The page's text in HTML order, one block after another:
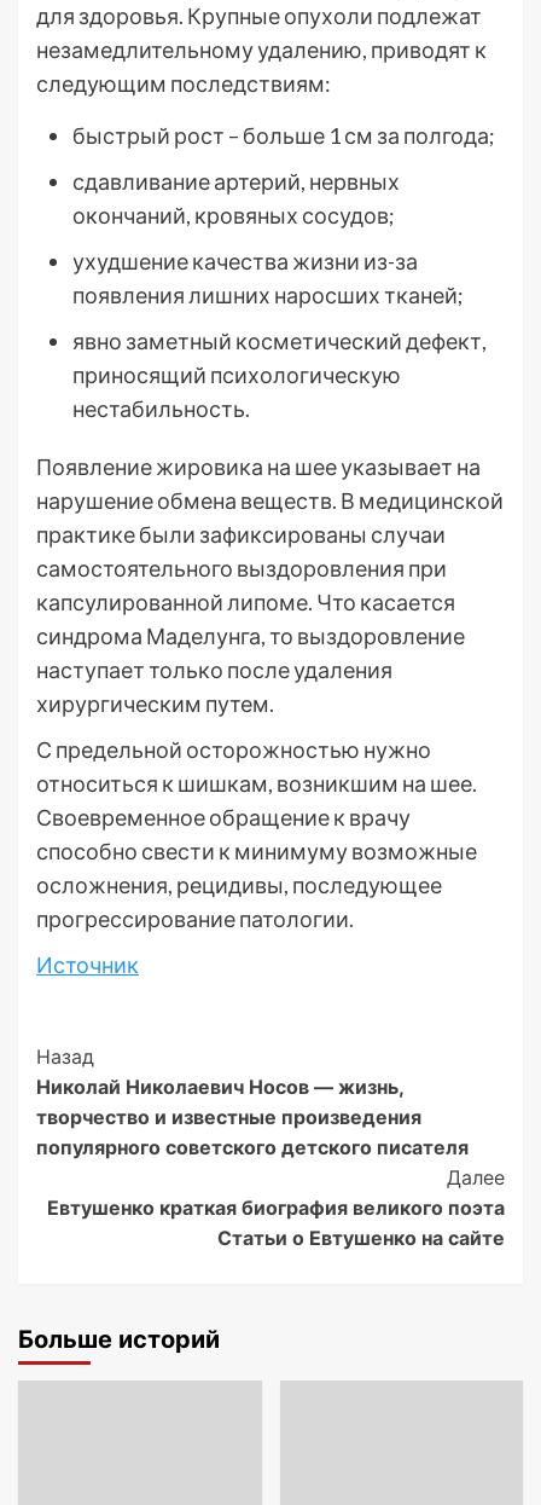
для здоровья. Крупные опухоли подлежат
незамедлительному удалению, приводят к
следующим последствиям:
быстрый рост – больше 1 см за полгода;
сдавливание артерий, нервных
окончаний, кровяных сосудов;
ухудшение качества жизни из-за
появления лишних наросших тканей;
явно заметный косметический дефект,
приносящий психологическую
нестабильность.
Появление жировика на шее указывает на
нарушение обмена веществ. В медицинской
практике были зафиксированы случаи
самостоятельного выздоровления при
капсулированной липоме. Что касается
синдрома Маделунга, то выздоровление
наступает только после удаления
хирургическим путем.
С предельной осторожностью нужно
относиться к шишкам, возникшим на шее.
Своевременное обращение к врачу
способно свести к минимуму возможные
осложнения, рецидивы, последующее
прогрессирование патологии.
Источник
Post
Navigation
Назад
Николай Николаевич Носов — жизнь,
творчество и известные произведения
популярного советского детского писателя
Далее
Евтушенко краткая биография великого поэта
Статьи о Евтушенко на сайте
Больше историй